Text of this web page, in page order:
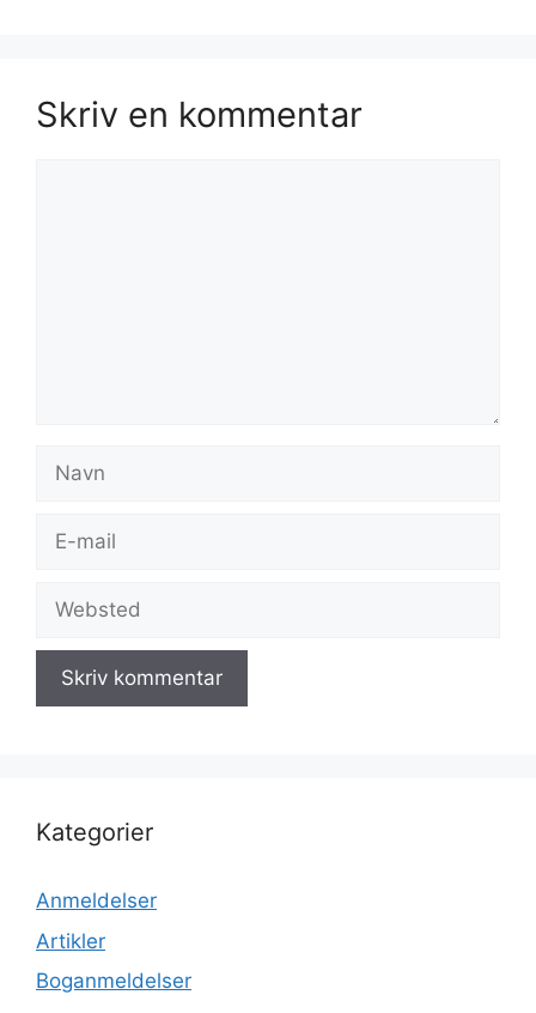
Skriv en kommentar
Navn
Websted
Kategorier
Anmeldelser
Artikler
Boganmeldelser